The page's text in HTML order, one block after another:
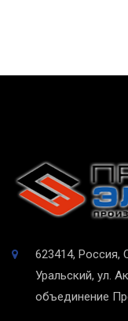
623414, Россия,
Уральский, ул.
объединение